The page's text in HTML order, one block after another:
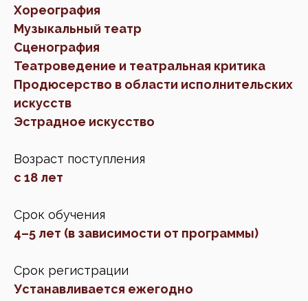
Хореография
Музыкальный театр
Сценография
Театроведение и театральная критика
Продюсерство в области исполнительских
искусств
Эстрадное искусство
Возраст поступления
с 18 лет
Срок обучения
4–5 лет (в зависимости от программы)
Срок регистрации
Устанавливается ежегодно